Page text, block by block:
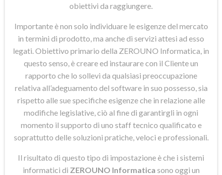
obiettivi da raggiungere.
Importante è non solo individuare le esigenze del mercato
in termini di prodotto, ma anche di servizi attesi ad esso
legati. Obiettivo primario della ZEROUNO Informatica, in
questo senso, è creare ed instaurare con il Cliente un
rapporto che lo sollevi da qualsiasi preoccupazione
relativa all’adeguamento del software in suo possesso, sia
rispetto alle sue specifiche esigenze che in relazione alle
modifiche legislative, ciò al fine di garantirgli in ogni
momento il supporto di uno staff tecnico qualificato e
soprattutto delle soluzioni pratiche, veloci e professionali.
Il risultato di questo tipo di impostazione è che i sistemi
informatici di ZEROUNO Informatica sono oggi un